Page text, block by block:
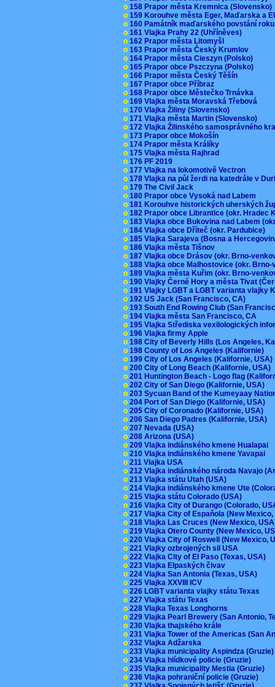
o 158 Prapor města Kremnica (Slovensko)
o 159 Korouhve města Eger, Maďarska a
o 160 Památník maďarského povstání
o 161 Vlajka Prahy 22 (Uhříněves)
o 162 Prapor města Litomyšl
o 163 Prapor města Český Krumlov
o 164 Prapor města Cieszyn (Polsko)
o 165 Prapor obce Pszczyna (Polsko)
o 166 Prapor města Český Těšín
o 167 Prapor obce Příbraz
o 168 Prapor obce Městečko Trnávka
o 169 Vlajka města Moravská Třebová
o 170 Vlajka Žiliny (Slovensko)
o 171 Vlajka města Martin (Slovensko)
o 172 Vlajka Žilinského samosprávného
o 173 Prapor obce Mokošín
o 174 Prapor města Králíky
o 175 Vlajka města Rajhrad
o 176 PF 2019
o 177 Vlajka na lokomotivě Vectron
o 178 Vlajka na půl žerdi na katedrále v
o 179 The Civil Jack
o 180 Prapor obce Vysoká nad Labem
o 181 Korouhve historických uherských
o 182 Prapor obce Librantice (okr. Hradec
o 183 Vlajka obce Bukovina nad Labem
o 184 Vlajka obce Dříteč (okr. Pardubice)
o 185 Vlajka Sarajeva (Bosna a
o 186 Vlajka města Tišnov
o 187 Vlajka obce Drásov (okr. Brno-
o 188 Vlajka obce Malhostovice (okr.
o 189 Vlajka města Kuřim (okr. Brno-
o 190 Vlajky Černé Hory a města Tivat
o 191 Vlajky LGBT a LGBT varianta vlajky
o 192 US Jack (San Francisco, CA)
o 193 South End Rowing Club (San
o 194 Vlajka města San Francisco, CA
o 195 Vlajka Střediska vexilologických
o 196 Vlajka firmy Apple
o 198 City of Beverly Hills (Los Angeles,
o 198 County of Los Angeles (Kalifornie)
o 199 City of Los Angeles (Kalifornie,
o 200 City of Long Beach (Kalifornie, USA)
o 201 Huntington Beach - Logo flag
o 202 City of San Diego (Kalifornie, USA)
o 203 Sycuan Band of the Kumeyaay
o 204 Port of San Diego (Kalifornie, USA)
o 205 City of Coronado (Kalifornie, USA)
o 206 San Diego Padres (Kalifornie, USA)
o 207 Nevada (USA)
o 208 Arizona (USA)
o 209 Vlajka indiánského kmene Hualapai
o 210 Vlajka indiánského kmene Yavapai
o 211 Vlajka USA
o 212 Vlajka indiánského národa Navajo
o 213 Vlajka státu Utah (USA)
o 214 Vlajka indiánského kmene Ute
o 215 Vlajka státu Colorado (USA)
o 216 Vlajka City of Durango (Colorado,
o 217 Vlajka City of Espaňola (New
o 218 Vlajka Las Cruces (New Mexico,
o 219 Vlajka Otero County (New Mexico,
o 220 Vlajka City of Roswell (New Mexico,
o 221 Vlajky ozbrojených sil USA
o 222 Vlajka City of El Paso (Texas, USA)
o 223 Vlajka Elpaských čivav
o 224 Vlajka San Antonia (Texas, USA)
o 225 Vlajka XXVIII ICV
o 226 LGBT varianta vlajky státu Texas
o 227 Vlajka státu Texas
o 228 Vlajka Texas Longhorns
o 229 Vlajka Pearl Brewery (San Antonio,
o 230 Vlajka thajského krále
o 231 Vlajka Tower of the Americas (San
o 232 Vlajka Adžarska
o 233 Vlajka municipality Aspindza
o 234 Vlajka hlídkové policie (Gruzie)
o 235 Vlajka municipality Mestia (Gruzie)
o 236 Vlajka pohraniční policie (Gruzie)